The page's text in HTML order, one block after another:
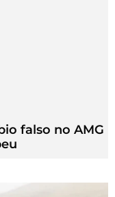
falso no AMG